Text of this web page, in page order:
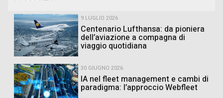
9 LUGLIO 2026
Centenario Lufthansa: da pioniera
dell’aviazione a compagna di
viaggio quotidiana
30 GIUGNO 2026
IA nel fleet management e cambi di
paradigma: l’approccio Webfleet